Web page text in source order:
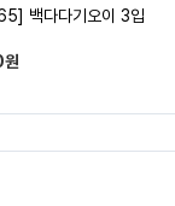
백다다기오이 3입
원